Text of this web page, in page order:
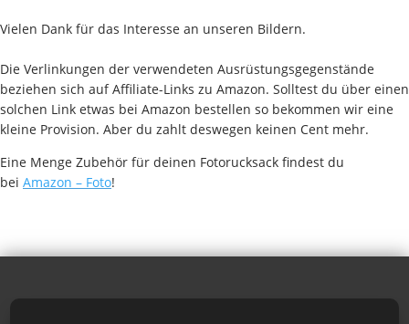
Vielen Dank für das Interesse an unseren Bildern.
Die Verlinkungen der verwendeten Ausrüstungsgegenstände
beziehen sich auf Affiliate-Links zu Amazon. Solltest du über einen
solchen Link etwas bei Amazon bestellen so bekommen wir eine
kleine Provision. Aber du zahlt deswegen keinen Cent mehr.
Eine Menge Zubehör für deinen Fotorucksack findest du
bei Amazon – Foto!